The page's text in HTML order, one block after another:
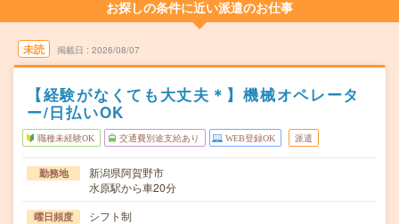
お探しの条件に近い派遣のお仕事
未読 掲載日 2026/08/07
【経験がなくても大丈夫＊】機械オペレータ
ー/日払いOK
職種未経験OK 交通費別途支給あり WEB登録OK 派遣
勤務地
新潟県阿賀野市
水原駅から車20分
曜日頻度 シフト制